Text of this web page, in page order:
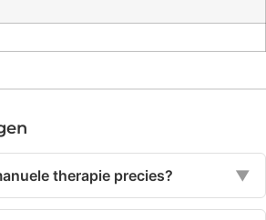
therapie precies? ▼